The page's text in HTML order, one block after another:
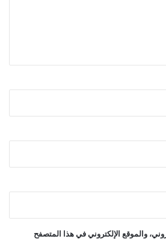
والموقع الإلكتروني في هذا المتصفح